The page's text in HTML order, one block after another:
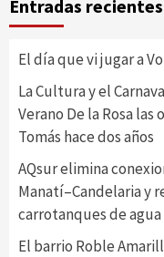
Entradas recientes
El día que vi jugar a
La Cultura y el
Verano De la Rosa
Tomás hace dos años
AQsur elimina
Manatí–Candelaria y
carrotanques de
El barrio Roble